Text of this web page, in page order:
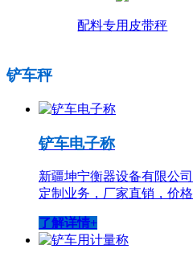
配料专用皮带秤
铲车秤
铲车电子称
新疆坤宁衡器设备有限公
定制业务，厂家直销，价
了解详情+